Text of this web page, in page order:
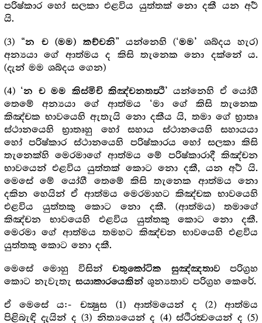
පරිෂ්කාර හෝ සලකා එළවිය යුත්තක් නො දකී යන අර්‍ථ
යි.
(3) “න ච (මම) කච්චනි” යන්නෙහි (‘මම’
ශබ්දය හැර)
අන්‍යයා ගේ ආත්මය ද කිසි තැනෙක නො දක්නේ ය.
(දැන් මම ශබ්දය ගෙන)
(4) ‘න ච මම කිස්මිචි කිඤ්චනතත්‍ථි’
යන්නෙහි ඒ යෝගී
තෙමේ අන්‍යයා ගේ ආත්මය ‘මා ගේ කිසි තැනෙක
කිඤ්චක භාවයෙහි ඇතැයි නො දකීය යි, තමා ගේ භ්‍රාතෘ
ස්ථානයෙහි භ්‍රාතෘහු හෝ සහාය ස්ථානයෙහි සහායයා
හෝ පරිෂ්කාර ස්ථානයෙහි පරිෂ්කාරය හෝ සලකා කිසි
තැනෙක්හි මෙරමාගේ ආත්මය මේ පරිෂ්කාරාදී කිඤ්චන
භාවයෙන් එළවිය යුත්තක් කොට නො දකී, යන අර්‍ථ යි.
මෙසේ මේ යෝගී තෙමේ කිසි තැනෙක ආත්මය නො
දකින හෙයින් ඒ ආත්මය මෙරමාහට කිඤ්චක භාවයෙහි
එළවිය යුත්තකු කොට නො දකී. (ආත්මය) තමාගේ
කිඤ්චන භාවයෙහි එළවිය යුත්තකු කොට නො දකී.
මෙරමා ගේ ආත්මය තමහට කිඤ්චන භාවයෙහි එළවිය
යුත්තකු කොට නො දකී.
මෙසේ මොහු විසින් චතුකෝටික සුඤ්ඤතාව පරිග්‍ර‍හ
කොට නැවැතැ සයාකාරයෙකින්ශූන්‍යතාව පරිග්‍ර‍හ කෙරේ.
ඒ මෙසේ ය:- චක්‍ෂුස (1) ආත්මයෙන් ද (2) ආත්මය
පිළිබැඳි දැයින් ද (3) නිත්‍යයෙන් ද (4) ස්ථිරත්‍වයෙන් ද (5)